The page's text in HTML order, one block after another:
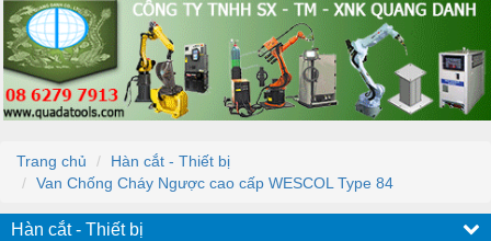
Trang chủ
Hàn cắt - Thiết bị
Van Chống Cháy Ngược cao cấp WESCOL Type 84
Hàn cắt - Thiết bị